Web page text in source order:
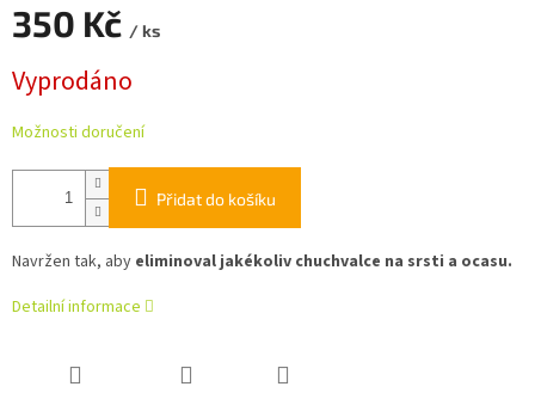
350 Kč / ks
cena:
Vyprodáno
Možnosti doručení
Přidat do košíku
Navržen tak, aby eliminoval jakékoliv chuchvalce na srsti a ocasu.
Detailní informace